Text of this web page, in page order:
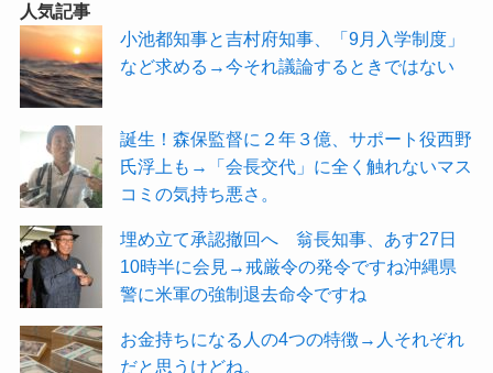
人気記事
小池都知事と吉村府知事、「9月入学制度」
など求める→今それ議論するときではない
誕生！森保監督に２年３億、サポート役西野
氏浮上も→「会長交代」に全く触れないマス
コミの気持ち悪さ。
埋め立て承認撤回へ 翁長知事、あす27日
10時半に会見→戒厳令の発令ですね沖縄県
警に米軍の強制退去命令ですね
お金持ちになる人の4つの特徴→人それぞれ
だと思うけどね。